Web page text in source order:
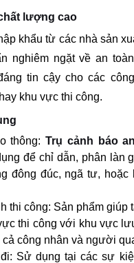
lượng cao
khẩu từ các nhà sản
nghiêm ngặt về an
tin cậy cho các
khu vực thi công.
thông:Trụ cảnh báo
để chỉ dẫn, phân làn
đông đúc, ngã tư, hoặc
thi công: Sản phẩm giúp
thi công với khu vực
cả công nhân và người
Sử dụng tại các sự